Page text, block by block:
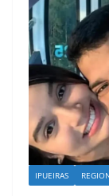
IPUEIRAS